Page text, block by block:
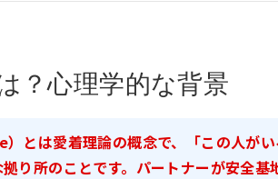
？心理学的な背景
とは愛着理論の概念で、「この人が
り所のことです。パートナーが安全